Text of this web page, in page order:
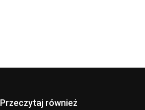
Przeczytaj również